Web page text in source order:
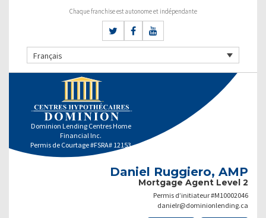
Chaque franchise est autonome et indépendante
Français
Dominion Lending Centres Home
Financial Inc.
Permis de Courtage #FSRA# 12153
Daniel Ruggiero, AMP
Mortgage Agent Level 2
Permis d’initiateur #M10002046
danielr@dominionlending.ca